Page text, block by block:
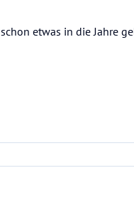
etwas in die Jahre